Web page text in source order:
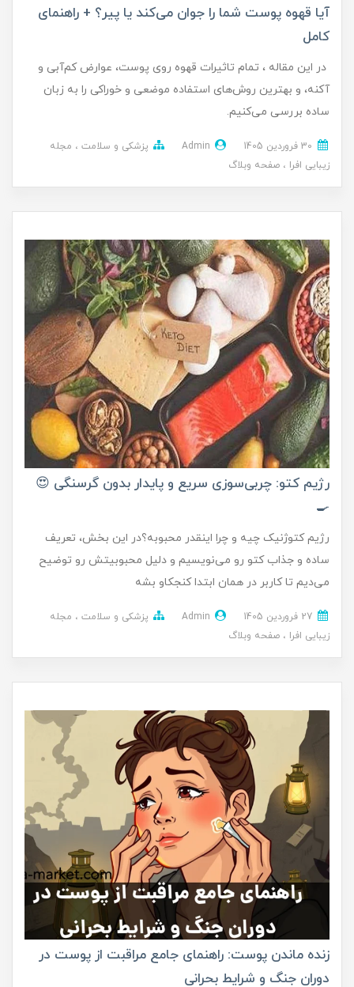
آیا قهوه پوست شما را جوان می‌کند یا پیر؟ + راهنمای
کامل
در این مقاله ، تمام تاثیرات قهوه روی پوست، عوارض کم‌آبی و
آکنه، و بهترین روش‌های استفاده موضعی و خوراکی را به زبان
ساده بررسی می‌کنیم.
Admin پزشکی و سلامت
مجله
زیبایی افرا
صفحه وبلاگ
رژیم کتو: چربی‌سوزی سریع و پایدار بدون گرسنگی 😍
🍳
رژیم کتوژنیک چیه و چرا اینقدر محبوبه؟در این بخش، تعریف
ساده و جذاب کتو رو می‌نویسیم و دلیل محبوبیتش رو توضیح
می‌دیم تا کاربر در همان ابتدا کنجکاو بشه
Admin پزشکی و سلامت
مجله
زیبایی افرا
صفحه وبلاگ
زنده ماندن پوست: راهنمای جامع مراقبت از پوست در
دوران جنگ و شرایط بحرانی